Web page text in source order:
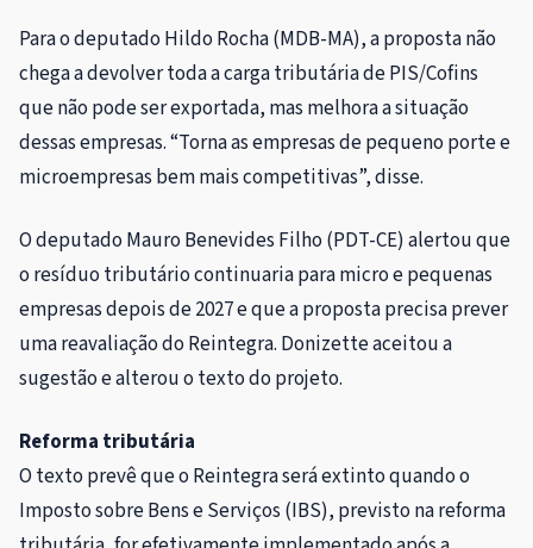
Para o deputado Hildo Rocha (MDB-MA), a proposta não
chega a devolver toda a carga tributária de PIS/Cofins
que não pode ser exportada, mas melhora a situação
dessas empresas. “Torna as empresas de pequeno porte e
microempresas bem mais competitivas”, disse.
O deputado Mauro Benevides Filho (PDT-CE) alertou que
o resíduo tributário continuaria para micro e pequenas
empresas depois de 2027 e que a proposta precisa prever
uma reavaliação do Reintegra. Donizette aceitou a
sugestão e alterou o texto do projeto.
Reforma tributária
O texto prevê que o Reintegra será extinto quando o
Imposto sobre Bens e Serviços (IBS), previsto na reforma